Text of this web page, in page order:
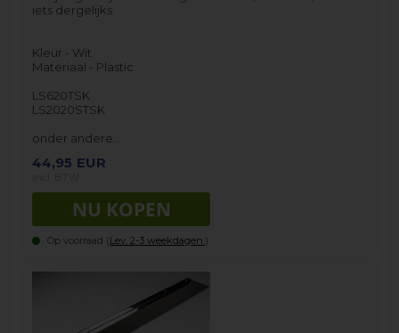
iets dergelijks.
Kleur - Wit
Materiaal - Plastic
LS620TSK
LS2020STSK
onder andere…
44,95 EUR
Op voorraad (Lev. 2-3 weekdagen. ).